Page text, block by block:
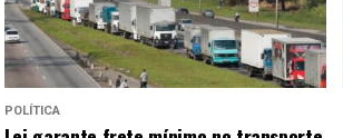
POLÍTICA